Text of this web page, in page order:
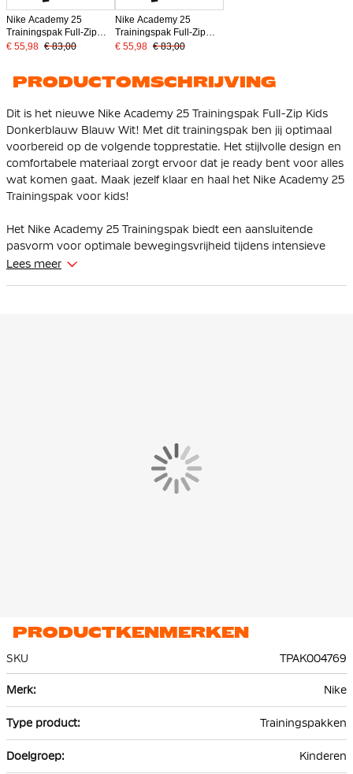
Nike Academy 25
Trainingspak Full-Zip
Kids Grijs Zwart Wit
€ 55,98 € 83,00
Nike Academy 25
Trainingspak Full-Zip
Kids Zwart Grijs Wit
€ 55,98 € 83,00
PRODUCTOMSCHRIJVING
Dit is het nieuwe Nike Academy 25 Trainingspak Full-Zip Kids
Donkerblauw Blauw Wit! Met dit trainingspak ben jij optimaal
voorbereid op de volgende topprestatie. Het stijlvolle design en
comfortabele materiaal zorgt ervoor dat je ready bent voor alles
wat komen gaat. Maak jezelf klaar en haal het Nike Academy 25
Trainingspak voor kids!
Het Nike Academy 25 Trainingspak biedt een aansluitende
pasvorm voor optimale bewegingsvrijheid tijdens intensieve
trainingen. De langere zoom zorgt voor extra bedekking terwijl
Het Nike Trainingspak is gemaakt van 100% polyester, waarvan
minstens 75% bestaat uit gerecycled materiaal. Het trainingspak
is gemaakt van een duurzame en ademende stoffencombinatie,
zorgt het ervoor dat je tijdens je training koel en droog blijft.
Lees meer
PRODUCTKENMERKEN
SKU
TPAK004769
informatie
Nike
Trainingspakken
Kinderen